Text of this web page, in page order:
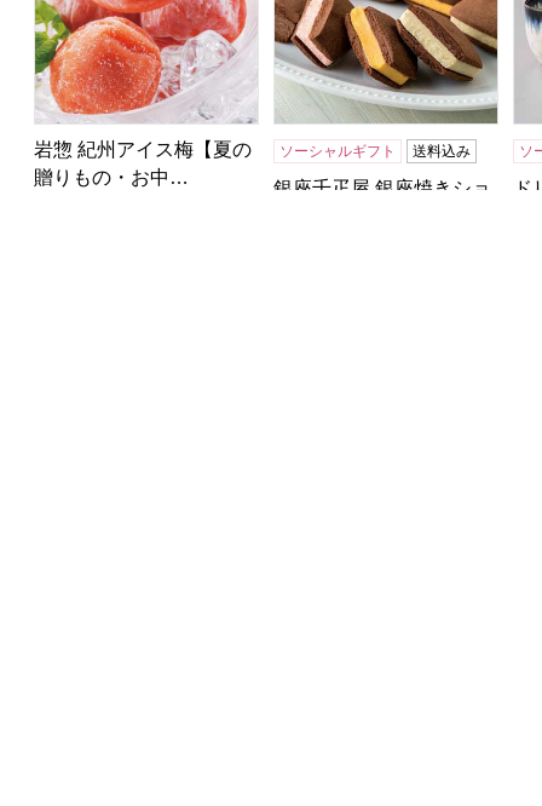
岩惣 紀州アイス梅【夏の
贈りもの・お中…
ソーシャルギフト 送料込み
銀座千疋屋 銀座焼きショ
ソ
ド